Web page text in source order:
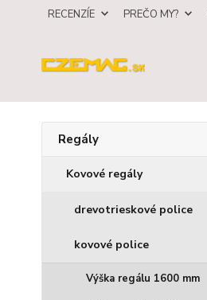
RECENZÍE PREČO MY?
Regály
Kovové regály
drevotrieskové police
kovové police
Výška regálu 1600 mm